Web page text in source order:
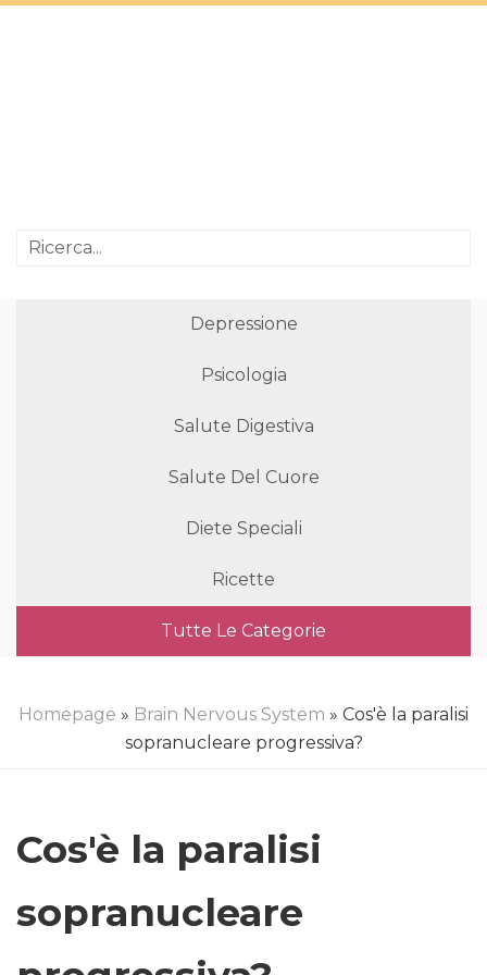
Depressione
Psicologia
Salute Digestiva
Salute Del Cuore
Diete Speciali
Ricette
Tutte Le Categorie
Homepage » Brain Nervous System » Cos'è la paralisi
sopranucleare progressiva?
Cos'è la paralisi
sopranucleare